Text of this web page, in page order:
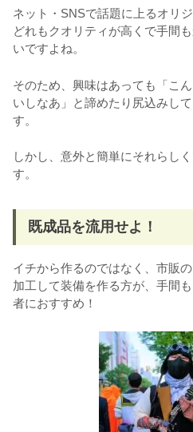
ネット・SNSで話題に上るオリ
どれもクオリティが高くで手間
いですよね。
そのため、興味はあっても「こ
いしなあ」と諦めたり尻込みし
す。
しかし、意外と簡単にそれらし
す。
既成品を流用せよ！
イチから作るのではなく、市販
加工して装備を作る方が、手間
者におすすめ！